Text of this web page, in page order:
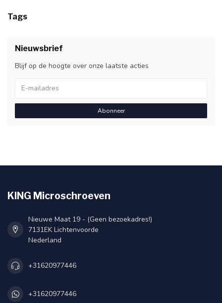
Tags
Nieuwsbrief
Blijf op de hoogte over onze laatste acties
Abonneer
KING Microschroeven
Nieuwe Maat 19 - (Geen bezoekadres!)
7131EK Lichtenvoorde
Nederland
+31620977446
+31620977446